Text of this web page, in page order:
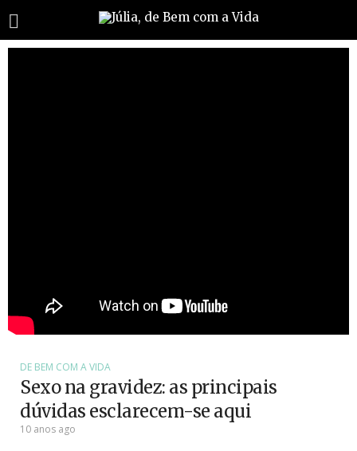
DE BEM COM A VIDA
Sexo na gravidez: as principais
dúvidas esclarecem-se aqui
10 anos ago